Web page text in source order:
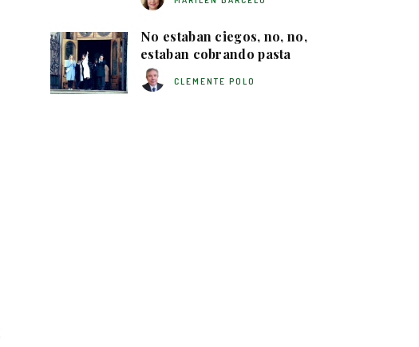
No estaban ciegos, no, no,
estaban cobrando pasta
CLEMENTE POLO